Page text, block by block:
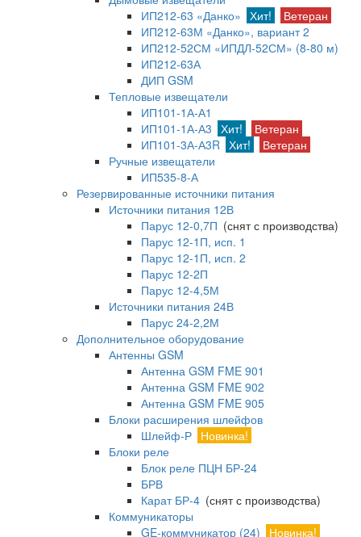
ИП212-63 «Данко» Хит!
Ветеран
ИП212-63М «Данко», вариант 2
ИП212-52СМ «ИПДЛ-52СМ» (8-80 м)
ИП212-63А
ДИП GSM
Тепловые извещатели
ИП101-1А-А1
ИП101-1А-А3 Хит!
Ветеран
ИП101-3А-А3R Хит!
Ветеран
Ручные извещатели
ИП535-8-А
Резервированные источники питания
Источники питания 12В
Парус 12-0,7П (снят с производства)
Парус 12-1П, исп. 1
Парус 12-1П, исп. 2
Парус 12-2П
Парус 12-4,5М
Источники питания 24В
Парус 24-2,2М
Дополнительное оборудование
Антенны GSM
Антенна GSM FME 901
Антенна GSM FME 902
Антенна GSM FME 905
Блоки расширения шлейфов
Шлейф-Р Новинка!
Блоки реле
Блок реле ПЦН БР-24
БРВ
Карат БР-4 (снят с производства)
Коммуникаторы
GE-коммуникатор (24)
Новинка!